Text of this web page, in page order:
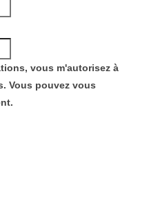
vous m'autorisez à
Vous pouvez vous